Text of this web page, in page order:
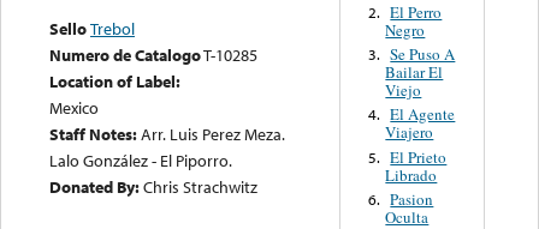
SelloTrebol
Numero de CatalogoT-10285
Location of Label:
Mexico
Staff Notes:Arr. Luis Perez Meza.
Lalo González - El Piporro.
Donated By:Chris Strachwitz
2. El Perro
Negro
3. Se Puso A
Bailar El
Viejo
4. El Agente
Viajero
5. El Prieto
Librado
6. Pasion
Oculta